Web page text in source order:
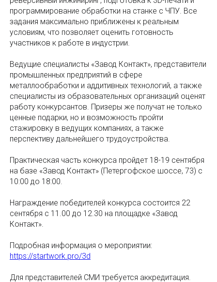
программирование обработки на станке с ЧПУ. Все
задания максимально приближены к реальным
условиям, что позволяет оценить готовность
участников к работе в индустрии.
Ведущие специалисты «Завод Контакт», представители
промышленных предприятий в сфере
металлообработки и аддитивных технологий, а также
специалисты из образовательных организаций оценят
работу конкурсантов. Призеры же получат не только
ценные подарки, но и возможность пройти
стажировку в ведущих компаниях, а также
перспективу дальнейшего трудоустройства.
Практическая часть конкурса пройдет 18-19 сентября
на базе «Завод Контакт» (Петергофское шоссе, 73) с
10:00 до 18:00.
Награждение победителей конкурса состоится 22
сентября с 11.00 до 12.30 на площадке «Завод
Контакт».
Подробная информация о мероприятии:
https://startwork.pro/3d
Для представителей СМИ требуется аккредитация.